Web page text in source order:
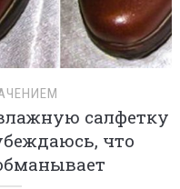
салфетку
что